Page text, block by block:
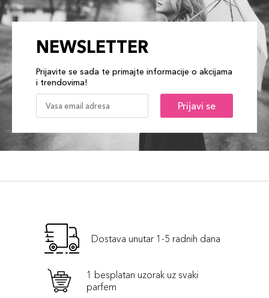
NEWSLETTER
Prijavite se sada te primajte informacije o akcijama
i trendovima!
Prijavi se
Dostava unutar 1-5 radnih dana
1 besplatan uzorak uz svaki
parfem